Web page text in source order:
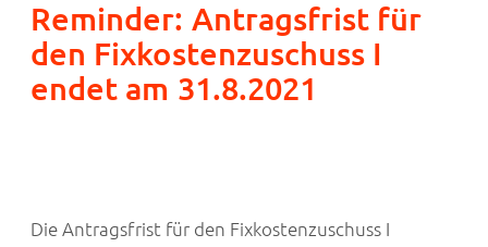
Reminder: Antragsfrist für
den Fixkostenzuschuss I
endet am 31.8.2021
Die Antragsfrist für den Fixkostenzuschuss I